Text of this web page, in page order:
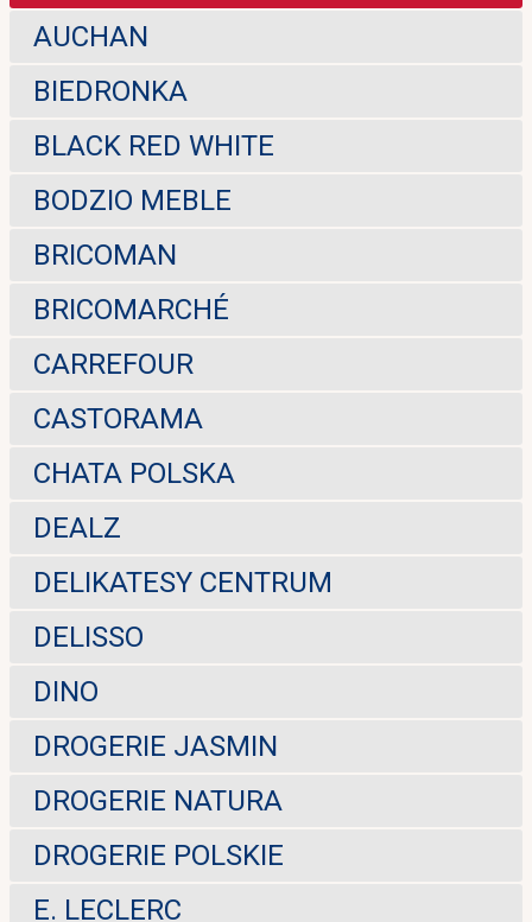
AUCHAN
BIEDRONKA
BLACK RED WHITE
BODZIO MEBLE
BRICOMAN
BRICOMARCHÉ
CARREFOUR
CASTORAMA
CHATA POLSKA
DEALZ
DELIKATESY CENTRUM
DELISSO
DINO
DROGERIE JASMIN
DROGERIE NATURA
DROGERIE POLSKIE
E. LECLERC